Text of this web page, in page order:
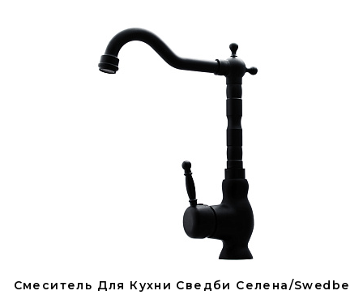
Смеситель Для Кухни Сведби Селена/Swedbe